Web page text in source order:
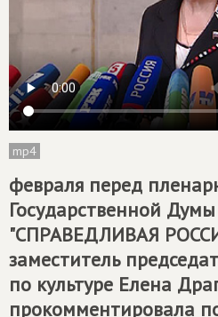
mp4
февраля перед
Государственной
"СПРАВЕДЛИВАЯ
заместитель
по культуре Елена
прокомментировала